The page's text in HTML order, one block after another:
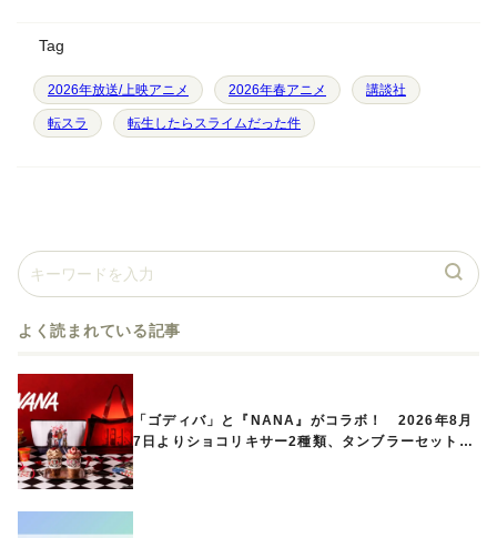
Tag
2026年放送/上映アニメ 2026年春アニメ 講談社
転スラ 転生したらスライムだった件
よく読まれている記事
「ゴディバ」と『NANA』がコラボ！ 2026年8月
7日よりショコリキサー2種類、タンブラーセットな